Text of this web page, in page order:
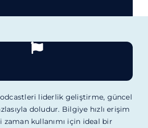
liderlik geliştirme, güncel
doludur. Bilgiye hızlı erişim
kullanımı için ideal bir